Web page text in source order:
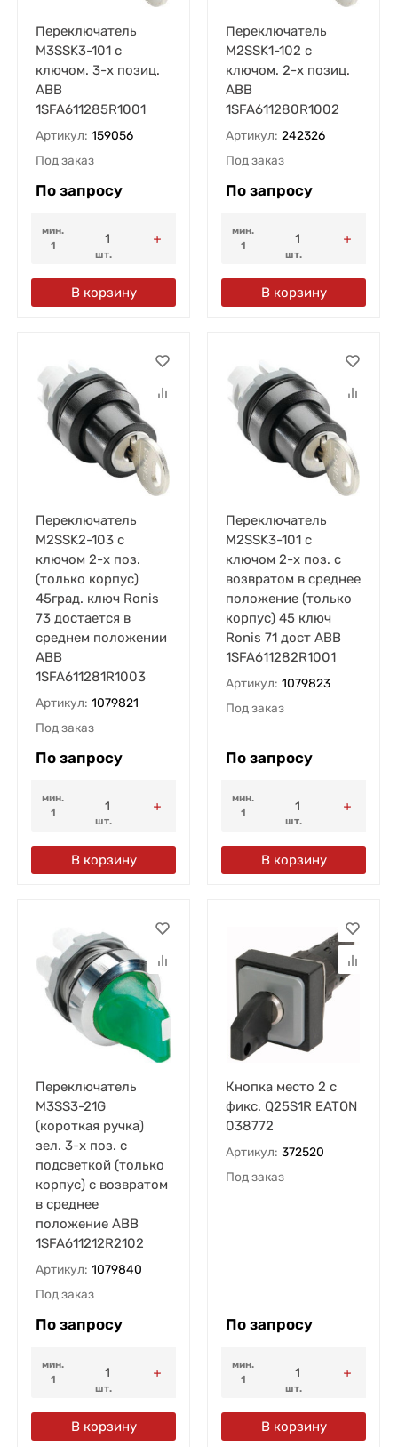
Переключатель
M3SSK3-101 с
ключом. 3-х позиц.
ABB
1SFA611285R1001
Артикул: 159056
Под заказ
По запросу
мин.
1
шт.
В корзину
Переключатель
M2SSK1-102 с
ключом. 2-х позиц.
ABB
1SFA611280R1002
Артикул: 242326
Под заказ
По запросу
мин.
1
шт.
В корзину
Переключатель
M2SSK2-103 с
ключом 2-х поз.
(только корпус)
45град. ключ Ronis
73 достается в
среднем положении
ABB
1SFA611281R1003
Артикул: 1079821
Под заказ
По запросу
мин.
1
шт.
В корзину
Переключатель
M2SSK3-101 с
ключом 2-х поз. с
возвратом в среднее
положение (только
корпус) 45 ключ
Ronis 71 дост ABB
1SFA611282R1001
Артикул: 1079823
Под заказ
По запросу
мин.
1
шт.
В корзину
Переключатель
M3SS3-21G
(короткая ручка)
зел. 3-х поз. с
подсветкой (только
корпус) с возвратом
в среднее
положение ABB
1SFA611212R2102
Артикул: 1079840
Под заказ
По запросу
мин.
1
шт.
В корзину
Кнопка место 2 с
фикс. Q25S1R EATON
038772
Артикул: 372520
Под заказ
По запросу
мин.
1
шт.
В корзину